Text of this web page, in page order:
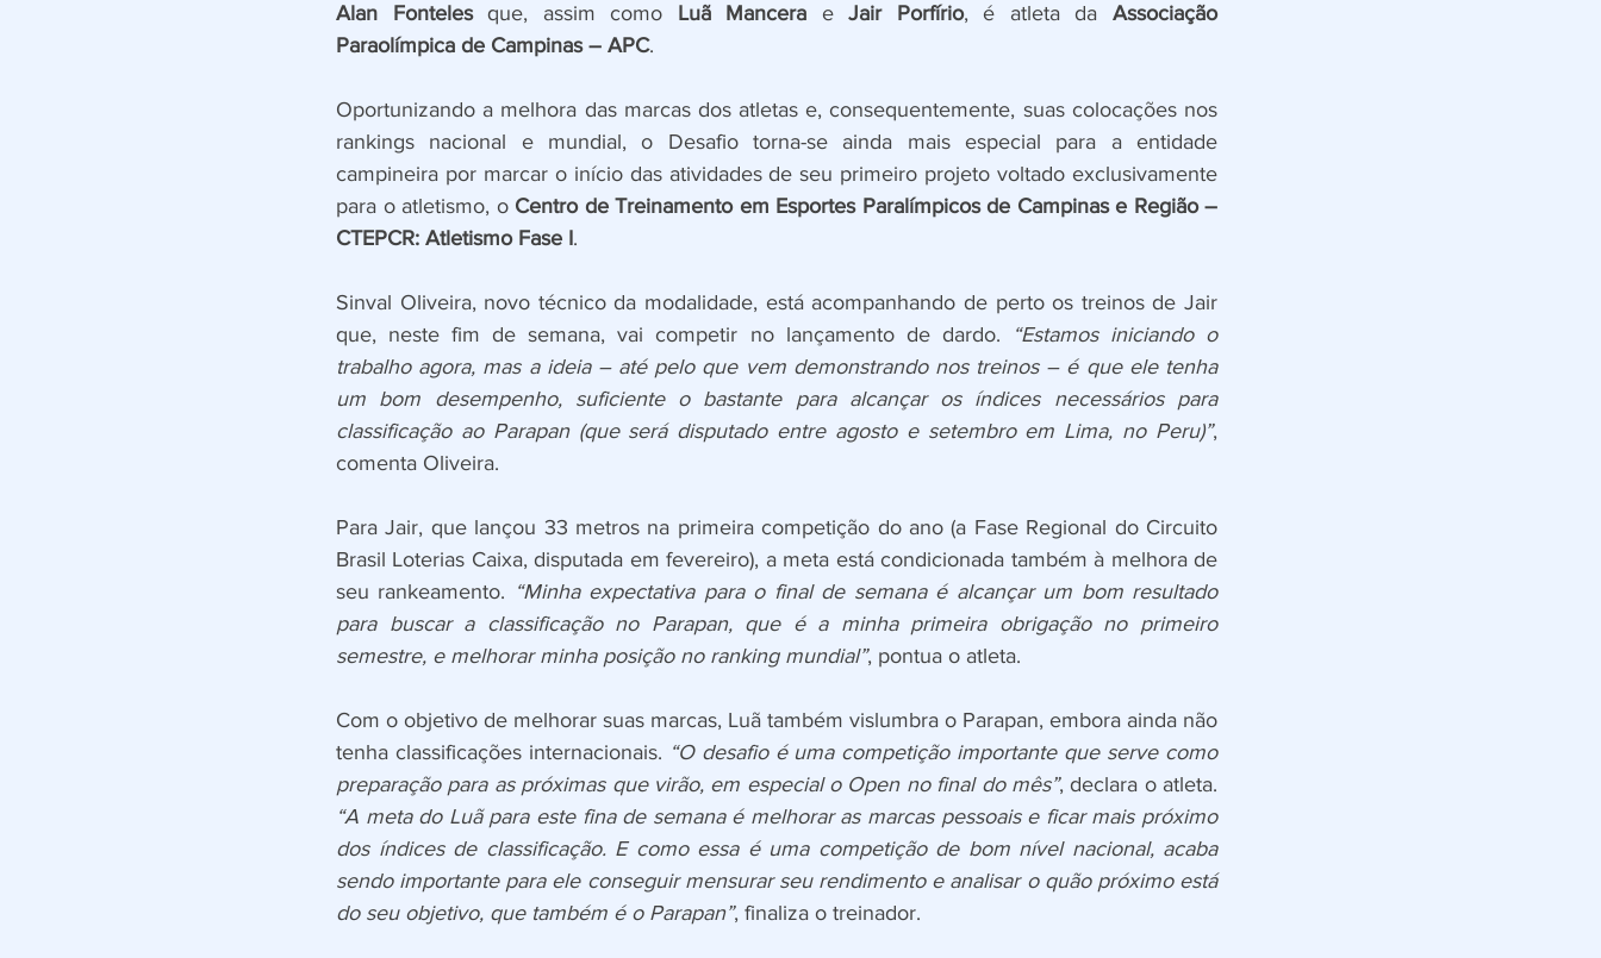
Alan Fonteles que, assim como Luã Mancera e Jair Porfírio, é atleta da Associação
Paraolímpica de Campinas – APC.
Oportunizando a melhora das marcas dos atletas e, consequentemente, suas colocações nos
rankings nacional e mundial, o Desafio torna-se ainda mais especial para a entidade
campineira por marcar o início das atividades de seu primeiro projeto voltado exclusivamente
para o atletismo, o Centro de Treinamento em Esportes Paralímpicos de Campinas e Região –
CTEPCR: Atletismo Fase I.
Sinval Oliveira, novo técnico da modalidade, está acompanhando de perto os treinos de Jair
que, neste fim de semana, vai competir no lançamento de dardo.
“Estamos iniciando o
trabalho agora, mas a ideia – até pelo que vem demonstrando nos treinos – é que ele tenha
um bom desempenho, suficiente o bastante para alcançar os índices necessários para
classificação ao Parapan (que será disputado entre agosto e setembro em Lima, no Peru)”,
comenta Oliveira.
Para Jair, que lançou 33 metros na primeira competição do ano (a Fase Regional do Circuito
Brasil Loterias Caixa, disputada em fevereiro), a meta está condicionada também à melhora de
seu rankeamento. “Minha expectativa para o final de semana é alcançar um bom resultado
para buscar a classificação no Parapan, que é a minha primeira obrigação no primeiro
semestre, e melhorar minha posição no ranking mundial”, pontua o atleta.
Com o objetivo de melhorar suas marcas, Luã também vislumbra o Parapan, embora ainda não
tenha classificações internacionais. “O desafio é uma competição importante que serve como
preparação para as próximas que virão, em especial o Open no final do mês”, declara o atleta.
“A meta do Luã para este fina de semana é melhorar as marcas pessoais e ficar mais próximo
dos índices de classificação. E como essa é uma competição de bom nível nacional, acaba
sendo importante para ele conseguir mensurar seu rendimento e analisar o quão próximo está
do seu objetivo, que também é o Parapan”, finaliza o treinador.